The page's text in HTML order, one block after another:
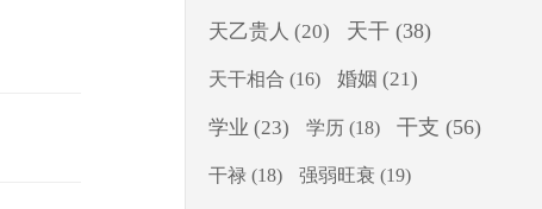
天乙贵人 (20) 天干 (38)
天干相合 (16) 婚姻 (21)
学业 (23) 学历 (18) 干支 (56)
干禄 (18) 强弱旺衰 (19)